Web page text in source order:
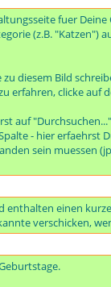
fuer
(z.B. "Katzen")
diesem Bild
erfahren, clicke auf
auf
- hier erfaehrst
sein muessen
einen
verschicken,